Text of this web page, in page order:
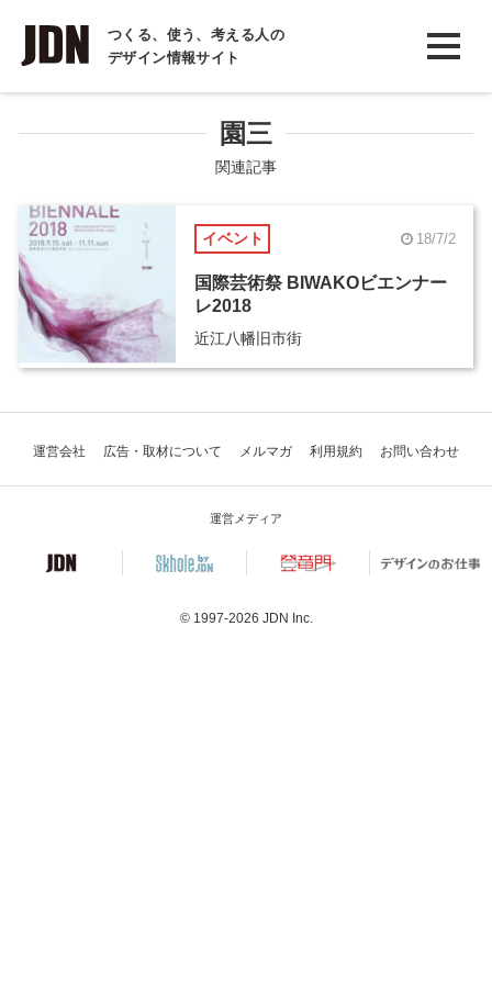
つくる、使う、考える人の
デザイン情報サイト
INTERVIEW
インタビュー
COLUMN
コラム
園三
関連記事
イベント 18/7/2
国際芸術祭 BIWAKOビエンナー
レ2018
近江八幡旧市街
運営会社 広告・取材について メルマガ 利用規約 お問い合わせ
運営メディア
© 1997-2026 JDN Inc.